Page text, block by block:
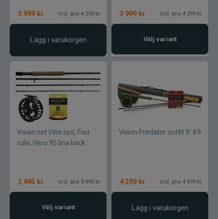
3 999 kr Ord. pris 4 299 kr
Lägg i varukorgen
3 999 kr Ord. pris 4 299 kr
Välj variant
Vision set Vibe spö, Fisu
rulle, Hero 95 lina back
2 495 kr Ord. pris 3 995 kr
Välj variant
Vision Predator outfit 9' #9
4 299 kr Ord. pris 4 599 kr
Lägg i varukorgen